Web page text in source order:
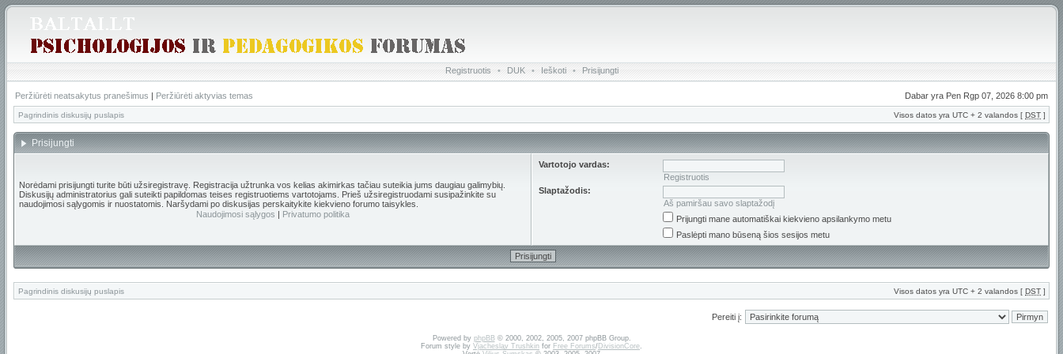
Registruotis • DUK • Ieškoti • Prisijungti
Peržiūrėti neatsakytus pranešimus | Peržiūrėti aktyvias temas Dabar yra Pen Rgp 07, 2026 8:00 pm
Pagrindinis diskusijų puslapis Visos datos yra UTC + 2 valandos [ DST ]
Prisijungti
Norėdami prisijungti turite būti užsiregistravę. Registracija užtrunka vos kelias akimirkas tačiau suteikia jums daugiau galimybių.
Diskusijų administratorius gali suteikti papildomas teises registruotiems vartotojams. Prieš užsiregistruodami susipažinkite su
naudojimosi sąlygomis ir nuostatomis. Naršydami po diskusijas perskaitykite kiekvieno forumo taisykles.
Naudojimosi sąlygos | Privatumo politika
Vartotojo vardas:
Registruotis
Slaptažodis:
Aš pamiršau savo slaptažodį
Prijungti mane automatiškai kiekvieno apsilankymo metu
Paslėpti mano būseną šios sesijos metu
Pagrindinis diskusijų puslapis Visos datos yra UTC + 2 valandos [ DST ]
Pereiti į:
Powered by phpBB© 2000, 2002, 2005, 2007 phpBB Group.
Forum style by Vjacheslav Trushkin for Free Forums/ DivisionCore.